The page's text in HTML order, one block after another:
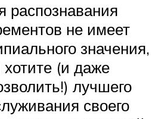
распознавания
не имеет
значения,
(и даже
лучшего
своего